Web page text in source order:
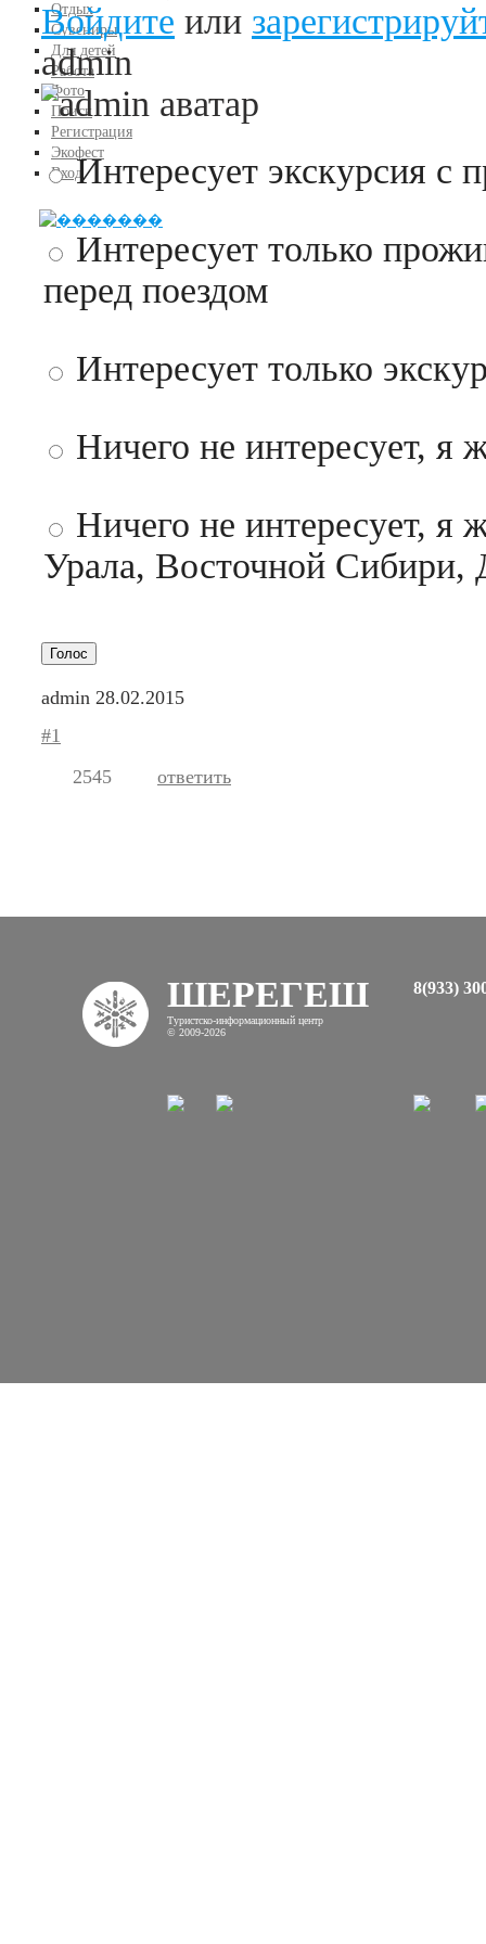
Отдых
Сувениры
Для детей
Работа
Фото
Поиск
Регистрация
Экофест
Вход
Войдите или
admin
Варианты
Интересует экскурсия с
Интересует только
перед поездом
Интересует только
Ничего не интересует, я
Ничего не интересует, я
Урала, Восточной Сибири,
admin 28.02.2015
#1
2545
ответить
ШЕРЕГЕШ
Туристско-информационный центр
© 2009-2026
8(933)